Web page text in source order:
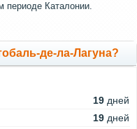
периоде Каталонии.
де-ла-Лагуна?
19 дней
19 дней